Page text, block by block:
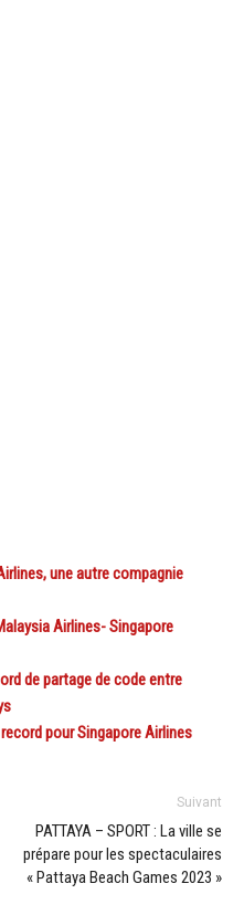
une autre compagnie
Airlines- Singapore
de partage de code entre
pour Singapore Airlines
Suivant
PATTAYA – SPORT : La ville se
prépare pour les spectaculaires
« Pattaya Beach Games 2023 »